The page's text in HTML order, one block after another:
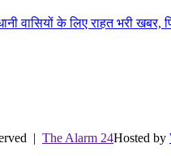
वासियों के लिए राहत भरी खबर,
| The Alarm 24Hosted by